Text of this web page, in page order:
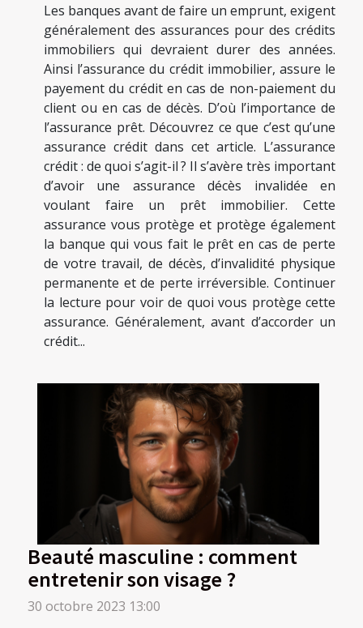
Les banques avant de faire un emprunt, exigent
généralement des assurances pour des crédits
immobiliers qui devraient durer des années.
Ainsi l’assurance du crédit immobilier, assure le
payement du crédit en cas de non-paiement du
client ou en cas de décès. D’où l’importance de
l’assurance prêt. Découvrez ce que c’est qu’une
assurance crédit dans cet article. L’assurance
crédit : de quoi s’agit-il ? Il s’avère très important
d’avoir une assurance décès invalidée en
voulant faire un prêt immobilier. Cette
assurance vous protège et protège également
la banque qui vous fait le prêt en cas de perte
de votre travail, de décès, d’invalidité physique
permanente et de perte irréversible. Continuer
la lecture pour voir de quoi vous protège cette
assurance. Généralement, avant d’accorder un
crédit...
Beauté masculine : comment
entretenir son visage ?
30 octobre 2023 13:00